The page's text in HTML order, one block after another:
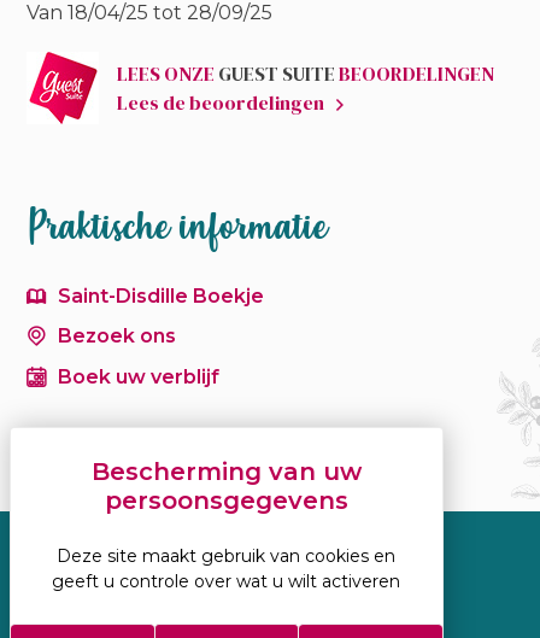
Van 18/04/25 tot 28/09/25
LEES ONZE GUEST SUITEBEOORDELINGEN
Lees de beoordelingen
Praktische informatie
Saint-Disdille Boekje
Bezoek ons
Boek uw verblijf
Geregisseerd door Koredge
Wettelijke vermeldingen
Deze site maakt gebruik van cookies en
geeft u controle over wat u wilt activeren